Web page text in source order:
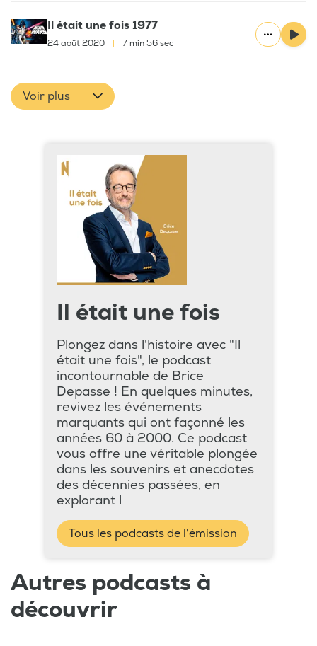
Il était une fois 1977
24 août 2020 7 min 56 sec
Voir plus
Il était une fois
Plongez dans l'histoire avec "Il
était une fois", le podcast
incontournable de Brice
Depasse ! En quelques minutes,
revivez les événements
marquants qui ont façonné les
années 60 à 2000. Ce podcast
vous offre une véritable plongée
dans les souvenirs et anecdotes
des décennies passées, en
explorant l
Tous les podcasts de l'émission
Autres podcasts à
découvrir